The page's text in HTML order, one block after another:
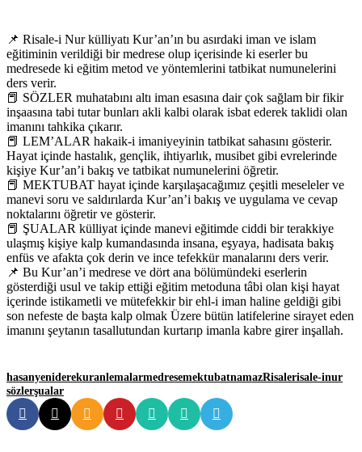
📌 Risale-i Nur külliyatı Kur’an’ın bu asırdaki iman ve islam
eğitiminin verildiği bir medrese olup içerisinde ki eserler bu
medresede ki eğitim metod ve yöntemlerini tatbikat numunelerini
ders verir.
📕 SÖZLER muhatabını altı iman esasına dair çok sağlam bir fikir
inşaasına tabi tutar bunları akli kalbi olarak isbat ederek taklidi olan
imanını tahkika çıkarır.
📕 LEM’ALAR hakaik-i imaniyeyinin tatbikat sahasını gösterir.
Hayat içinde hastalık, gençlik, ihtiyarlık, musibet gibi evrelerinde
kişiye Kur’an’i bakış ve tatbikat numunelerini öğretir.
📕 MEKTUBAT hayat içinde karşılaşacağımız çeşitli meseleler ve
manevi soru ve saldırılarda Kur’an’i bakış ve uygulama ve cevap
noktalarını öğretir ve gösterir.
📕 ŞUALAR külliyat içinde manevi eğitimde ciddi bir terakkiye
ulaşmış kişiye kalp kumandasında insana, eşyaya, hadisata bakış
enfüs ve afakta çok derin ve ince tefekkür manalarını ders verir.
📌 Bu Kur’an’i medrese ve dört ana bölümündeki eserlerin
gösterdiği usul ve takip ettiği eğitim metoduna tâbi olan kişi hayat
içerinde istikametli ve mütefekkir bir ehl-i iman haline geldiği gibi
son nefeste de başta kalp olmak Üzere bütün latifelerine sirayet eden
imanını şeytanın tasallutundan kurtarıp imanla kabre girer inşallah.
hasanyeniderekuranlemalarmedresemektubatnamazRisalerisale-inur
sözlerşualar